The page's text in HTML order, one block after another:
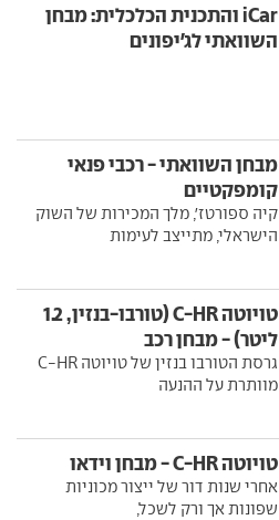
iCar והתכנית הכלכלית: מבחן
השוואתי לג'יפונים
מבחן השוואתי - רכבי פנאי
קומפקטיים
קיה ספורטז', מלך המכירות של השוק
הישראלי, מתייצב לעימות
טויוטה C-HR (טורבו-בנזין, 1.2
ליטר) - מבחן רכב
גרסת הטורבו בנזין של טויוטה C-HR
מוותרת על ההנעה
טויוטה C-HR - מבחן וידאו
אחרי שנות דור של ייצור מכוניות
שפונות אך ורק לשכל,